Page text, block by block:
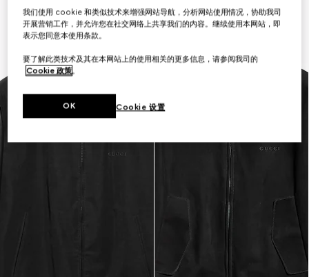
我们使用 cookie 和类似技术来增强网站导航，分析网站使用情况，协助我司
开展营销工作，并允许您在社交网络上共享我们的内容。继续使用本网站，即
表示您同意本使用条款。
要了解此类技术及其在本网站上的使用相关的更多信息，请参阅我司的
Cookie 政策。
Cookie 设置
OK